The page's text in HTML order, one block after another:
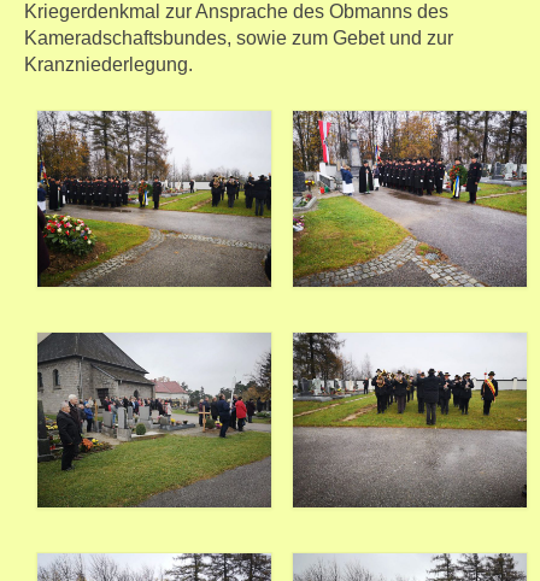
Kriegerdenkmal zur Ansprache des Obmanns des
Kameradschaftsbundes, sowie zum Gebet und zur
Kranzniederlegung.